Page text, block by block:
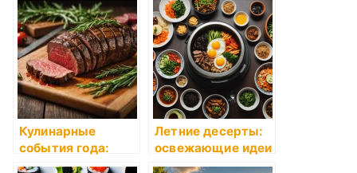
Кулинарные
события года:
отчёты и проекты
Летние десерты:
освежающие идеи